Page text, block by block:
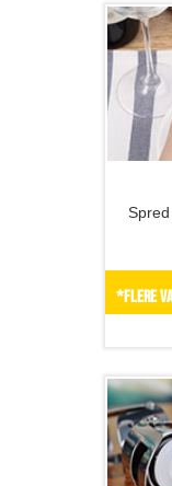
*Flere